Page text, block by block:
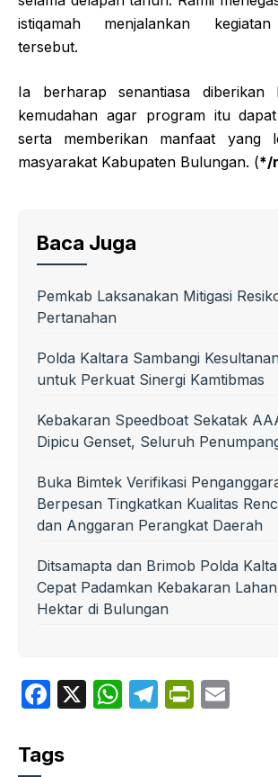
istiqamah menjalankan
tersebut.
Ia berharap senantiasa diberikan
kemudahan agar program itu
serta memberikan manfaat yang
masyarakat Kabupaten Bulungan. (*/
Baca Juga
Pemkab Laksanakan Mitigasi
Pertanahan
Polda Kaltara Sambangi
untuk Perkuat Sinergi Kamtibmas
Kebakaran Speedboat Sekatak
Dipicu Genset, Seluruh
Buka Bimtek Verifikasi
Berpesan Tingkatkan Kualitas
dan Anggaran Perangkat Daerah
Ditsamapta dan Brimob Polda
Cepat Padamkan Kebakaran
Hektar di Bulungan
F
c
X
W T
P
Tags